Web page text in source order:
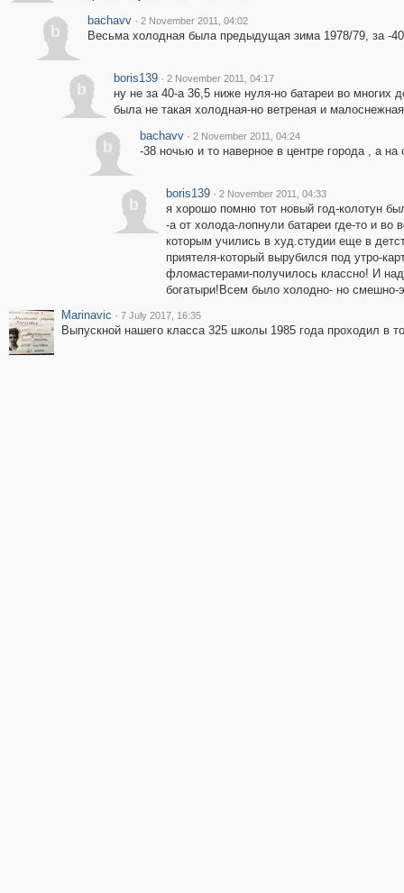
b
bachavv · 2 November 2011, 04:02
Весьма холодная была предыдущая зима 1978/79, за -
b
boris139 · 2 November 2011, 04:17
ну не за 40-а 36,5 ниже нуля-но батареи во
была не такая холодная-но ветреная и
b
bachavv · 2 November 2011, 04:24
-38 ночью и то наверное в центре города , а на
b
boris139 · 2 November 2011, 04:33
я хорошо помню тот новый год-колотун
-а от холода-лопнули батареи где-то и
которым учились в худ.студии еще в
приятеля-который вырубился под утро-
фломастерами-получилось классно! И
богатыри!Всем было холодно- но смешно-
Marinavic · 7 July 2017, 16:35
Выпускной нашего класса 325 школы 1985 года проходил в